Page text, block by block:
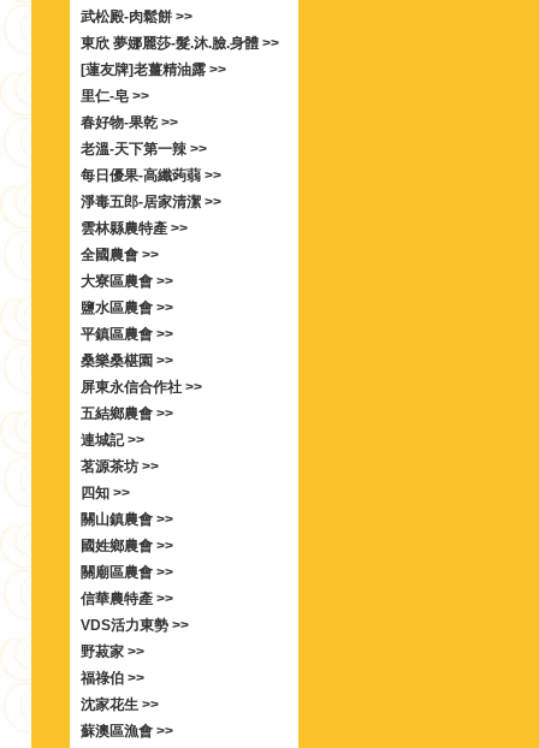
武松殿-肉鬆餅 >>
東欣 夢娜麗莎-髮.沐.臉.身體 >>
[蓮友牌]老薑精油露 >>
里仁-皂 >>
春好物-果乾 >>
老溫-天下第一辣 >>
每日優果-高纖蒟蒻 >>
淨毒五郎-居家清潔 >>
雲林縣農特產 >>
全國農會 >>
大寮區農會 >>
鹽水區農會 >>
平鎮區農會 >>
桑樂桑椹園 >>
屏東永信合作社 >>
五結鄉農會 >>
連城記 >>
茗源茶坊 >>
四知 >>
關山鎮農會 >>
國姓鄉農會 >>
關廟區農會 >>
信華農特產 >>
VDS活力東勢 >>
野菽家 >>
福祿伯 >>
沈家花生 >>
蘇澳區漁會 >>